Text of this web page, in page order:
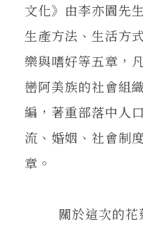
文化》由李亦園先
生產方法、生活方
樂與嗜好等五章，
巒阿美族的社會組
編，著重部落中人
流、婚姻、社會制
章。
關於這次的花蓮